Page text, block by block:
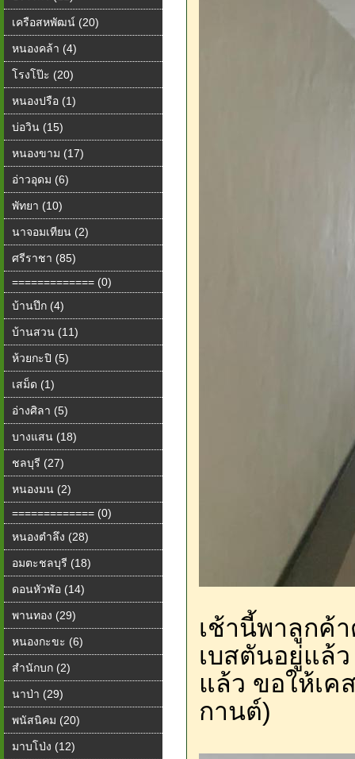
เครือสหพัฒน์ (20)
หนองคล้า (4)
โรงโป๊ะ (20)
หนองปรือ (1)
บ่อวิน (15)
หนองขาม (17)
อ่าวอุดม (6)
พัทยา (10)
นาจอมเทียน (2)
ศรีราชา (85)
============= (0)
บ้านปึก (4)
บ้านสวน (11)
ห้วยกะปิ (5)
เสม็ด (1)
อ่างศิลา (5)
บางแสน (18)
ชลบุรี (27)
หนองมน (2)
============= (0)
หนองตำลึง (28)
อมตะชลบุรี (18)
ดอนหัวฬ่อ (14)
พานทอง (29)
หนองกะขะ (6)
สำนักบก (2)
นาป่า (29)
พนัสนิคม (20)
มาบโป่ง (12)
เช้านี้พาลูกค้
เบสตันอยู่แล้
แล้ว ขอให้เ
กานต์)